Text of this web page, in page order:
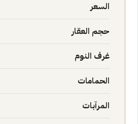
السعر
حجم العقار
غرف النوم
الحمامات
المرآبات